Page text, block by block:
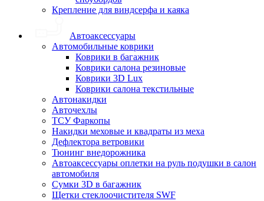
Крепление для виндсерфа и каяка
Автоаксессуары
Автомобильные коврики
Коврики в багажник
Коврики салона резиновые
Коврики 3D Lux
Коврики салона текстильные
Автонакидки
Авточехлы
ТСУ Фаркопы
Накидки меховые и квадраты из меха
Дефлектора ветровики
Тюнинг внедорожника
Автоаксессуары оплетки на руль подушки в салон
автомобиля
Сумки 3D в багажник
Щетки стеклоочистителя SWF